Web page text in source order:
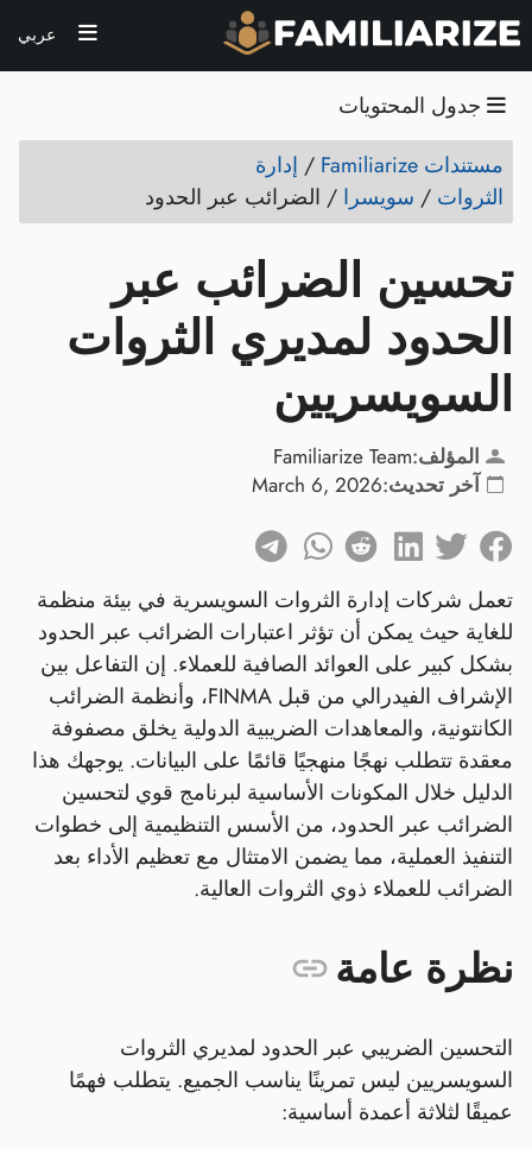
عربي
جدول المحتويات
مستندات Familiarize
/ إدارة
الثروات / سويسرا / الضرائب عبر الحدود
تحسين الضرائب عبر
الحدود لمديري الثروات
السويسريين
المؤلف:Familiarize Team
آخر تحديث:March 6, 2026
تعمل شركات إدارة الثروات السويسرية في بيئة منظمة
للغاية حيث يمكن أن تؤثر اعتبارات الضرائب عبر الحدود
بشكل كبير على العوائد الصافية للعملاء. إن التفاعل بين
الإشراف الفيدرالي من قبل FINMA، وأنظمة الضرائب
الكانتونية، والمعاهدات الضريبية الدولية يخلق مصفوفة
معقدة تتطلب نهجًا منهجيًا قائمًا على البيانات. يوجهك هذا
الدليل خلال المكونات الأساسية لبرنامج قوي لتحسين
الضرائب عبر الحدود، من الأسس التنظيمية إلى خطوات
التنفيذ العملية، مما يضمن الامتثال مع تعظيم الأداء بعد
الضرائب للعملاء ذوي الثروات العالية.
نظرة عامة
التحسين الضريبي عبر الحدود لمديري الثروات
السويسريين ليس تمرينًا يناسب الجميع. يتطلب فهمًا
عميقًا لثلاثة أعمدة أساسية: